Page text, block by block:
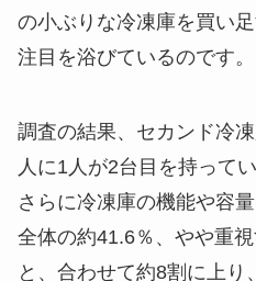
の小ぶりな冷凍庫を買い足
注目を浴びているのです。
調査の結果、 セカンド冷
人に1人が2台目を持って
さらに冷凍庫の機能や容量
全体の約41.6％、やや重
と、 合わせて約8割 に上り